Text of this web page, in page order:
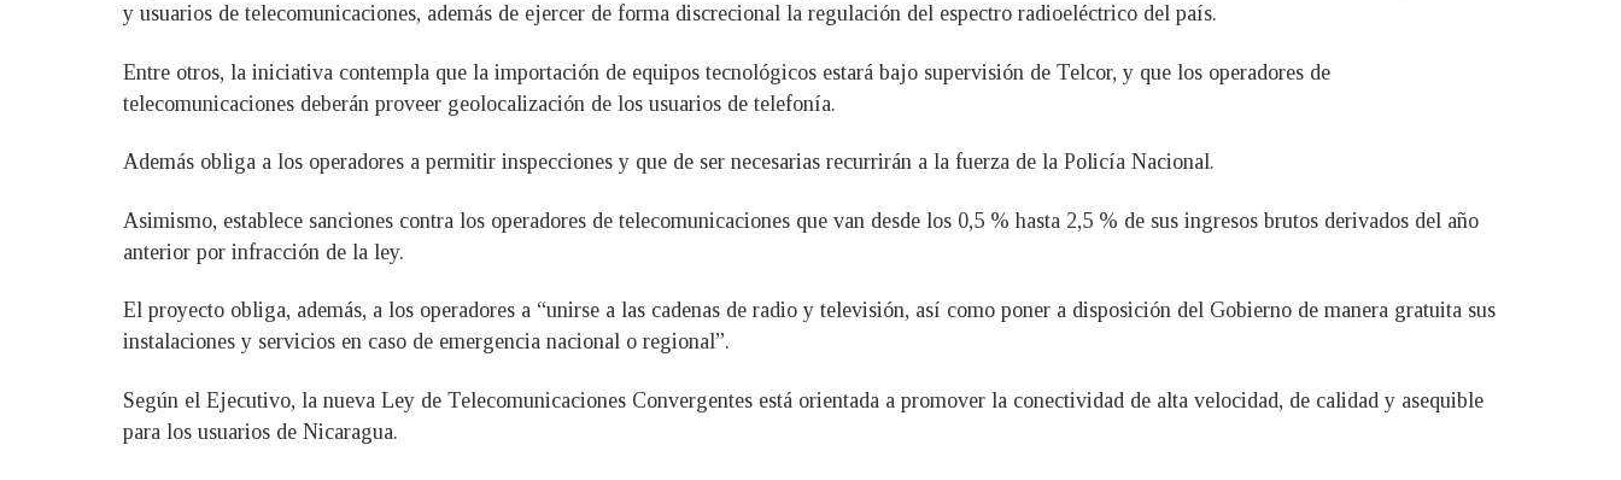
y usuarios de telecomunicaciones, además de ejercer de forma discrecional la regulación del espectro radioeléctrico del país.
Entre otros, la iniciativa contempla que la importación de equipos tecnológicos estará bajo supervisión de Telcor, y que los operadores de
telecomunicaciones deberán proveer geolocalización de los usuarios de telefonía.
Además obliga a los operadores a permitir inspecciones y que de ser necesarias recurrirán a la fuerza de la Policía Nacional.
Asimismo, establece sanciones contra los operadores de telecomunicaciones que van desde los 0,5 % hasta 2,5 % de sus ingresos brutos derivados del año
anterior por infracción de la ley.
El proyecto obliga, además, a los operadores a “unirse a las cadenas de radio y televisión, así como poner a disposición del Gobierno de manera gratuita sus
instalaciones y servicios en caso de emergencia nacional o regional”.
Según el Ejecutivo, la nueva Ley de Telecomunicaciones Convergentes está orientada a promover la conectividad de alta velocidad, de calidad y asequible
para los usuarios de Nicaragua.